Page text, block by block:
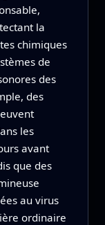
la
chimiques
de
des
des
les
avant
que des
au virus
ordinaire